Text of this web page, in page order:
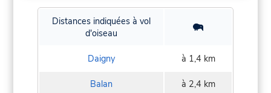
Distances indiquées à vol
d'oiseau
Daigny à 1,4 km
Balan à 2,4 km